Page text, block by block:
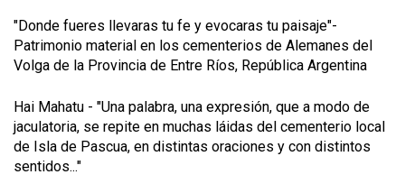
"Donde fueres llevaras tu fe y evocaras tu paisaje"-
Patrimonio material en los cementerios de Alemanes del
Volga de la Provincia de Entre Ríos, República Argentina
Hai Mahatu - "Una palabra, una expresión, que a modo de
jaculatoria, se repite en muchas láidas del cementerio local
de Isla de Pascua, en distintas oraciones y con distintos
sentidos..."